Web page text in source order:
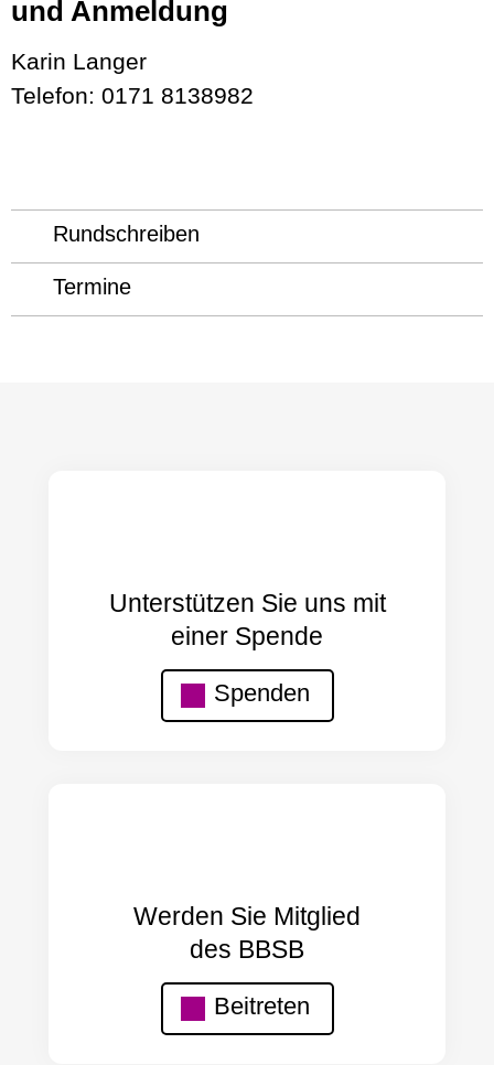
und Anmeldung
Karin Langer
Telefon: 0171 8138982
Rundschreiben
Termine
Unterstützen Sie uns mit
einer Spende
Spenden
Werden Sie Mitglied
des BBSB
Beitreten